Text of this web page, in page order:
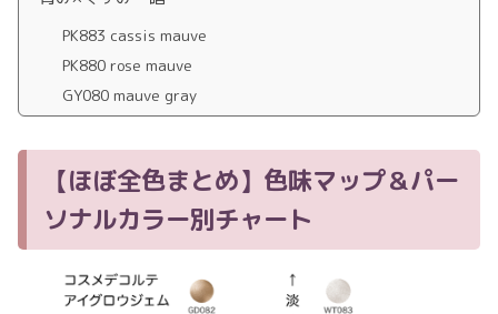
PK883 cassis mauve
PK880 rose mauve
GY080 mauve gray
【ほぼ全色まとめ】色味マップ＆パー
ソナルカラー別チャート